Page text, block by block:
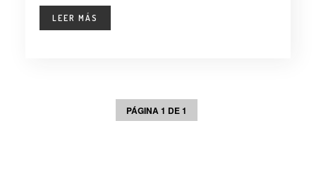
LEER MÁS
PÁGINA 1 DE 1